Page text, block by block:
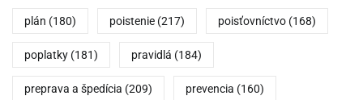
plán (180) poistenie (217) poisťovníctvo (168)
poplatky (181) pravidlá (184)
preprava a špedícia (209) prevencia (160)